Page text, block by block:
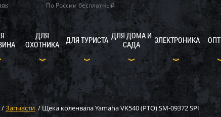
По России бесплатный
ДЛЯ
ОХОТНИКА
ДЛЯ ТУРИСТА ДЛЯ ДОМА И
САДА
ЭЛЕКТРОНИКА
/Запчасти /Щека коленвала Yamaha VK540 (PTO) SM-09372 SPI